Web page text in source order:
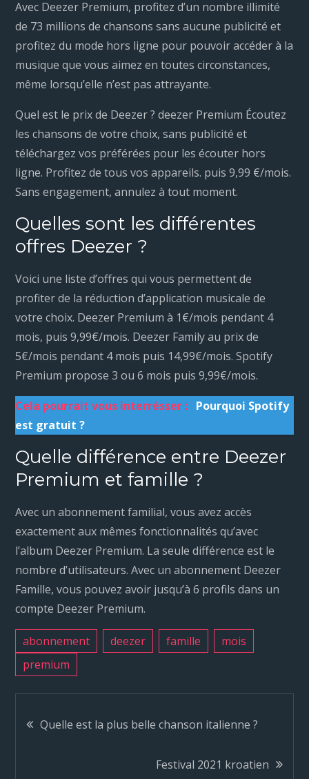
Avec Deezer Premium, profitez d’un nombre illimité
de 73 millions de chansons sans aucune publicité et
profitez du mode hors ligne pour pouvoir accéder à la
musique que vous aimez en toutes circonstances,
même lorsqu’elle n’est pas attrayante.
Quel est le prix de Deezer ? deezer Premium Écoutez
les chansons de votre choix, sans publicité et
téléchargez vos préférées pour les écouter hors
ligne. Profitez de tous vos appareils. puis 9,99 €/mois.
Sans engagement, annulez à tout moment.
Quelles sont les différentes
offres Deezer ?
Voici une liste d’offres qui vous permettent de
profiter de la réduction d’application musicale de
votre choix. Deezer Premium à 1€/mois pendant 4
mois, puis 9,99€/mois. Deezer Family au prix de
5€/mois pendant 4 mois puis 14,99€/mois. Spotify
Premium propose 3 ou 6 mois puis 9,99€/mois.
Cela pourrait vous interrésser : Pourquoi Spotify
est gratuit ?
Quelle différence entre Deezer
Premium et famille ?
Avec un abonnement familial, vous avez accès
exactement aux mêmes fonctionnalités qu’avec
l’album Deezer Premium. La seule différence est le
nombre d’utilisateurs. Avec un abonnement Deezer
Famille, vous pouvez avoir jusqu’à 6 profils dans un
compte Deezer Premium.
abonnement deezer famille
mois
premium
NQuelle est la plus belle chanson italienne ?
Festival 2021 kroatien